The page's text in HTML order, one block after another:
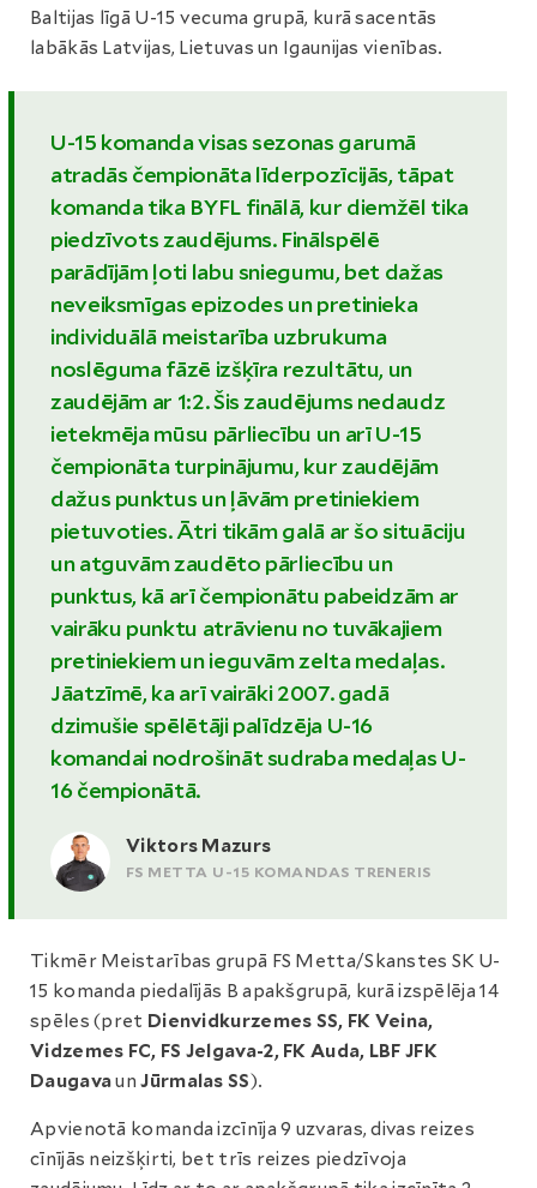
Baltijas līgā U-15 vecuma grupā, kurā sacentās
labākās Latvijas, Lietuvas un Igaunijas vienības.
U-15 komanda visas sezonas garumā
atradās čempionāta līderpozīcijās, tāpat
komanda tika BYFL finālā, kur diemžēl tika
piedzīvots zaudējums. Finālspēlē
parādījām ļoti labu sniegumu, bet dažas
neveiksmīgas epizodes un pretinieka
individuālā meistarība uzbrukuma
noslēguma fāzē izšķīra rezultātu, un
zaudējām ar 1:2. Šis zaudējums nedaudz
ietekmēja mūsu pārliecību un arī U-15
čempionāta turpinājumu, kur zaudējām
dažus punktus un ļāvām pretiniekiem
pietuvoties. Ātri tikām galā ar šo situāciju
un atguvām zaudēto pārliecību un
punktus, kā arī čempionātu pabeidzām ar
vairāku punktu atrāvienu no tuvākajiem
pretiniekiem un ieguvām zelta medaļas.
Jāatzīmē, ka arī vairāki 2007. gadā
dzimušie spēlētāji palīdzēja U-16
komandai nodrošināt sudraba medaļas U-
16 čempionātā.
Viktors Mazurs
FS METTA U-15 KOMANDAS TRENERIS
Tikmēr Meistarības grupā FS Metta/Skanstes SK U-
15 komanda piedalījās B apakšgrupā, kurā izspēlēja 14
spēles (pret Dienvidkurzemes SS, FK Veina,
Vidzemes FC, FS Jelgava-2, FK Auda, LBF JFK
Daugavaun Jūrmalas SS).
Apvienotā komanda izcīnīja 9 uzvaras, divas reizes
cīnījās neizšķirti, bet trīs reizes piedzīvoja